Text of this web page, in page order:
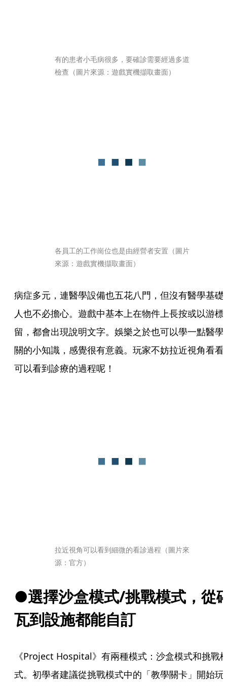
有的患者小毛病很多，要確診需要經過多道
檢查（圖片來源：遊戲實機擷取畫面）
各員工的工作崗位也是由經營者安置（圖片
來源：遊戲實機擷取畫面）
病症多元，連醫學設備也五花八門，但沒有醫學基礎
人也不必擔心。遊戲中基本上在物件上長按或以游標
留，都會出現說明文字。娛樂之於也可以學一點醫學
關的小知識，感覺很有意義。玩家不妨拉近視角看看
可以看到診療的過程呢！
拉近視角可以看到細微的看診過程（圖片來
源：官方）
●選擇沙盒模式/挑戰模式，從
瓦到設施都能自訂
《Project Hospital》有兩種模式：沙盒模式和挑戰
式。初學者建議從挑戰模式中的「教學關卡」開始玩